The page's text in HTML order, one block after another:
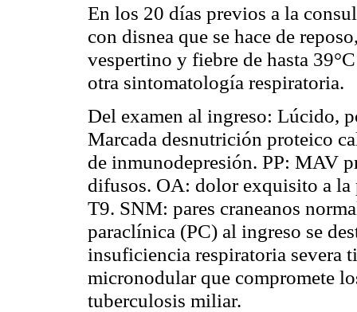
En los 20 días previos a la
con disnea que se hace de
vespertino y fiebre de hasta
otra sintomatología respiratoria.
Del examen al ingreso: Lúcido,
Marcada desnutrición proteico
de inmunodepresión. PP: MAV
difusos. OA: dolor exquisito a la
T9. SNM: pares craneanos
paraclínica (PC) al ingreso se
insuficiencia respiratoria
micronodular que compromete
tuberculosis miliar.